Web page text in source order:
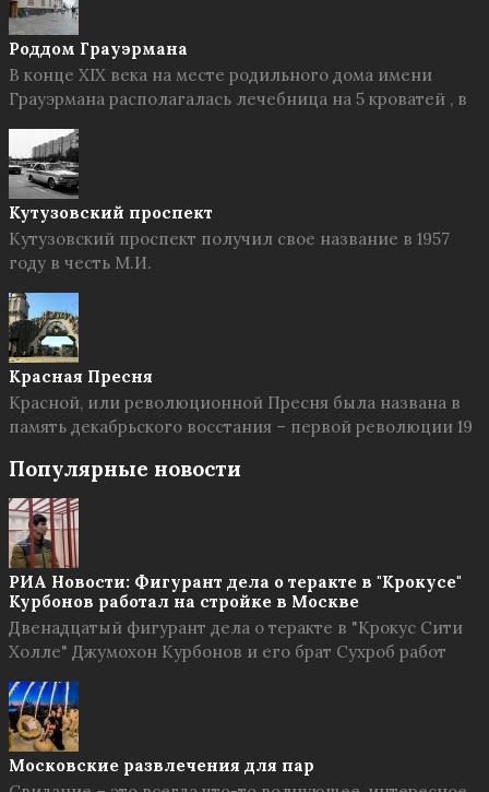
Роддом Грауэрмана
В конце XIX века на месте родильного дома имени
Грауэрмана располагалась лечебница на 5 кроватей , в
Кутузовский проспект
Кутузовский проспект получил свое название в 1957
году в честь М.И.
Красная Пресня
Красной, или революционной Пресня была названа в
память декабрьского восстания – первой революции 19
Популярные новости
РИА Новости: Фигурант дела о теракте в "Крокусе"
Курбонов работал на стройке в Москве
Двенадцатый фигурант дела о теракте в "Крокус Сити
Холле" Джумохон Курбонов и его брат Сухроб работ
Московские развлечения для пар